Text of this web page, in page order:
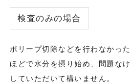
検査のみの場合
ポリープ切除などを行わなかっ
ほどで水分を摂り始め、問題な
していただいて構いません。